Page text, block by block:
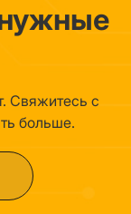
Свяжитесь с
больше.